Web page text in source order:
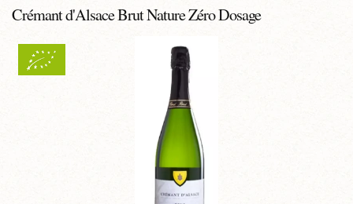
Crémant d'Alsace Brut Nature Zéro Dosage